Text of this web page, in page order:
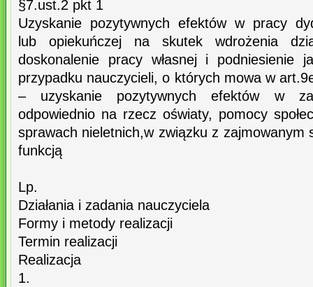
§7.ust.2 pkt 1
Uzyskanie pozytywnych efektów w pracy
lub opiekuńczej na skutek wdrożenia
doskonalenie pracy własnej i podniesienie
przypadku nauczycieli, o których mowa w
– uzyskanie pozytywnych efektów w
odpowiednio na rzecz oświaty, pomocy
sprawach nieletnich,w związku z zajmowanym
funkcją
Lp.
Działania i zadania nauczyciela
Formy i metody realizacji
Termin realizacji
Realizacja
1.